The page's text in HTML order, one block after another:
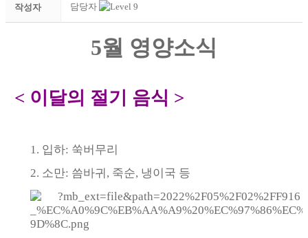
작성자 담당자
5월 영양소식
< 이달의 절기 음식 >
1. 입하: 쑥버무리
2. 소만: 씀바귀 , 죽순, 냉이국 등